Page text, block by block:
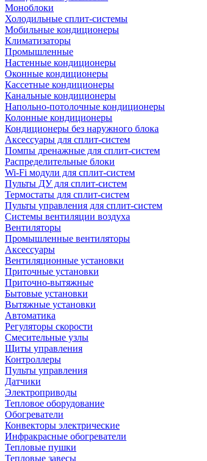
Моноблоки
Холодильные сплит-системы
Мобильные кондиционеры
Климатизаторы
Промышленные
Настенные кондиционеры
Оконные кондиционеры
Кассетные кондиционеры
Канальные кондиционеры
Напольно-потолочные кондиционеры
Колонные кондиционеры
Кондиционеры без наружного блока
Аксессуары для сплит-систем
Помпы дренажные для сплит-систем
Распределительные блоки
Wi-Fi модули для сплит-систем
Пульты ДУ для сплит-систем
Термостаты для сплит-систем
Пульты управления для сплит-систем
Системы вентиляции воздуха
Вентиляторы
Промышленные вентиляторы
Аксессуары
Вентиляционные установки
Приточные установки
Приточно-вытяжные
Бытовые установки
Вытяжные установки
Автоматика
Регуляторы скорости
Смесительные узлы
Щиты управления
Контроллеры
Пульты управления
Датчики
Электроприводы
Тепловое оборудование
Обогреватели
Конвекторы электрические
Инфракрасные обогреватели
Тепловые пушки
Тепловые завесы